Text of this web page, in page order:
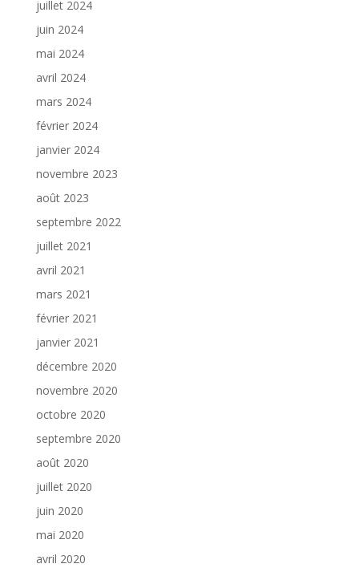
juillet 2024
juin 2024
mai 2024
avril 2024
mars 2024
février 2024
janvier 2024
novembre 2023
août 2023
septembre 2022
juillet 2021
avril 2021
mars 2021
février 2021
janvier 2021
décembre 2020
novembre 2020
octobre 2020
septembre 2020
août 2020
juillet 2020
juin 2020
mai 2020
avril 2020